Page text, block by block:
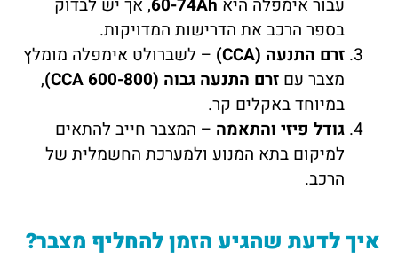
עבור אימפלה היא 60-74Ah, אך יש לבדוק
בספר הרכב את הדרישות המדויקות.
זרם התנעה (CCA)
– לשברולט אימפלה מומלץ
מצבר עם זרם התנעה גבוה (CCA 600-800)
,
במיוחד באקלים קר.
גודל פיזי והתאמה – המצבר חייב להתאים
למיקום בתא המנוע ולמערכת החשמלית של
הרכב.
איך לדעת שהגיע הזמן להחליף מצבר?